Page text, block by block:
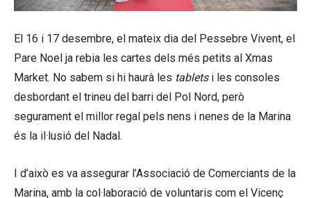
El 16 i 17 desembre, el mateix dia del Pessebre Vivent, el
Pare Noel ja rebia les cartes dels més petits al Xmas
Market. No sabem si hi haurà les tablets i les consoles
desbordant el trineu del barri del Pol Nord, però
segurament el millor regal pels nens i nenes de la Marina
és la il·lusió del Nadal.
I d’això es va assegurar l’Associació de Comerciants de la
Marina, amb la col·laboració de voluntaris com el Vicenç